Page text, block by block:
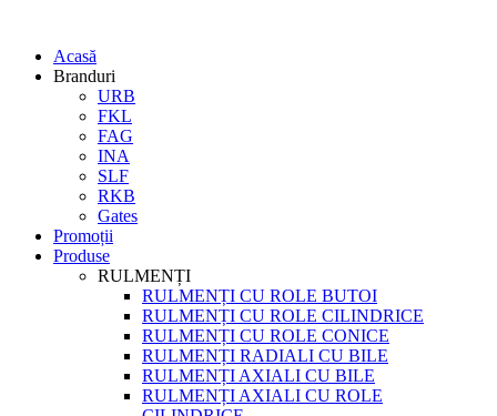
Acasă
Branduri
URB
FKL
FAG
INA
SLF
RKB
Gates
Promoții
Produse
RULMENȚI
RULMENȚI CU ROLE BUTOI
RULMENȚI CU ROLE CILINDRICE
RULMENȚI CU ROLE CONICE
RULMENȚI RADIALI CU BILE
RULMENȚI AXIALI CU BILE
RULMENȚI AXIALI CU ROLE